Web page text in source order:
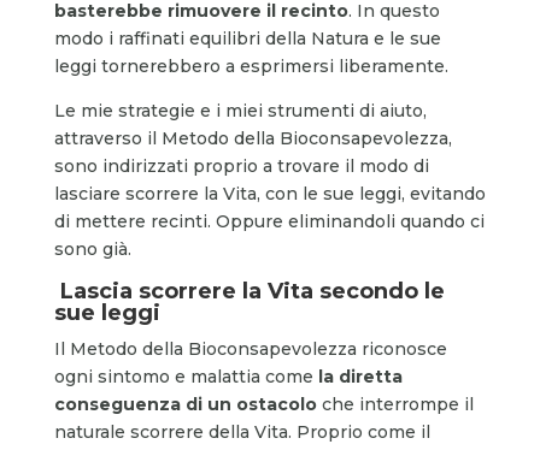
basterebbe rimuovere il recinto. In questo
modo i raffinati equilibri della Natura e le sue
leggi tornerebbero a esprimersi liberamente.
Le mie strategie e i miei strumenti di aiuto,
attraverso il Metodo della Bioconsapevolezza,
sono indirizzati proprio a trovare il modo di
lasciare scorrere la Vita, con le sue leggi, evitando
di mettere recinti. Oppure eliminandoli quando ci
sono già.
Lascia scorrere la Vita secondo le
sue leggi
Il Metodo della Bioconsapevolezza riconosce
ogni sintomo e malattia come la diretta
conseguenza di un ostacolo che interrompe il
naturale scorrere della Vita. Proprio come il